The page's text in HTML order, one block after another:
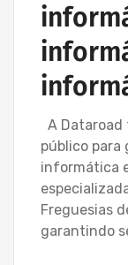
A
público para
informática
Freguesias
garantindo